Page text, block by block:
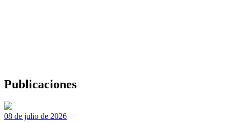
Publicaciones
08 de julio de 2026